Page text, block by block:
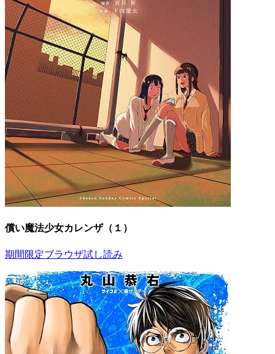
償い魔法少女カレンザ（１）
期間限定ブラウザ試し読み